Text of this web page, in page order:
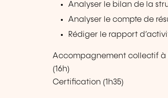
Analyser le bilan de la
Analyser le compte de
Rédiger le rapport
Accompagnement collectif à
(16h)
Certification (1h35)